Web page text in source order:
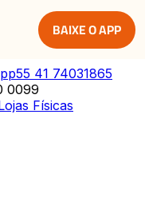
BAIXE O APP
55 41 74031865
0099
Físicas